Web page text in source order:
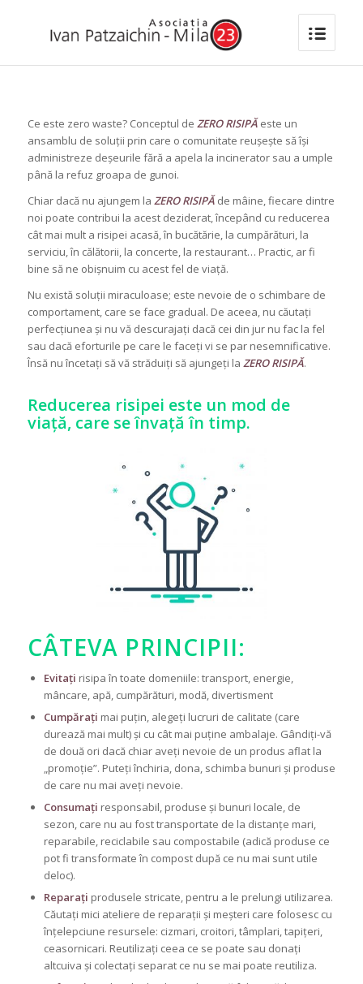
Ce este zero waste? Conceptul de ZERO RISIPĂeste un
ansamblu de soluții prin care o comunitate reușește să își
administreze deșeurile fără a apela la incinerator sau a umple
până la refuz groapa de gunoi.
Chiar dacă nu ajungem la ZERO RISIPĂde mâine, fiecare dintre
noi poate contribui la acest deziderat, începând cu reducerea
cât mai mult a risipei acasă, în bucătărie, la cumpărături, la
serviciu, în călătorii, la concerte, la restaurant… Practic, ar fi
bine să ne obișnuim cu acest fel de viață.
Nu există soluții miraculoase; este nevoie de o schimbare de
comportament, care se face gradual. De aceea, nu căutați
perfecțiunea și nu vă descurajați dacă cei din jur nu fac la fel
sau dacă eforturile pe care le faceți vi se par nesemnificative.
Însă nu încetați să vă străduiți să ajungeți la ZERO RISIPĂ.
Reducerea risipei este un mod de
viață, care se învață în timp.
CÂTEVA PRINCIPII:
Evitați risipa în toate domeniile: transport, energie,
mâncare, apă, cumpărături, modă, divertisment
Cumpărați mai puțin, alegeți lucruri de calitate (care
durează mai mult) și cu cât mai puține ambalaje. Gândiți-vă
de două ori dacă chiar aveți nevoie de un produs aflat la
„promoție”. Puteți închiria, dona, schimba bunuri și produse
de care nu mai aveți nevoie.
Consumați responsabil, produse și bunuri locale, de
sezon, care nu au fost transportate de la distanțe mari,
reparabile, reciclabile sau compostabile (adică produse ce
pot fi transformate în compost după ce nu mai sunt utile
deloc).
Reparați produsele stricate, pentru a le prelungi utilizarea.
Căutați mici ateliere de reparații și meșteri care folosesc cu
înțelepciune resursele: cizmari, croitori, tâmplari, tapițeri,
ceasornicari. Reutilizați ceea ce se poate sau donați
altcuiva și colectați separat ce nu se mai poate reutiliza.